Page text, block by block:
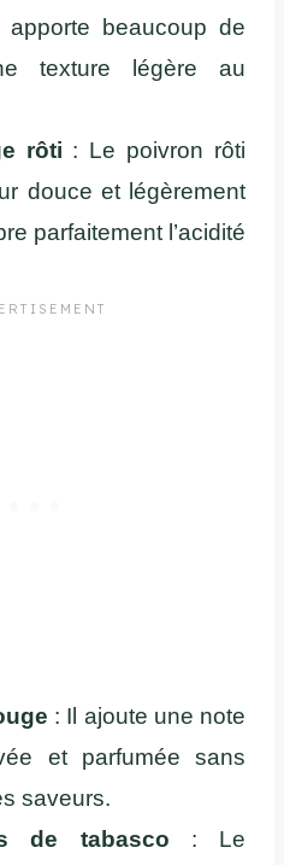
beaucoup de
texture légère au
rôti : Le poivron rôti
douce et légèrement
parfaitement l’acidité
: Il ajoute une note
et parfumée sans
saveurs.
de tabasco : Le